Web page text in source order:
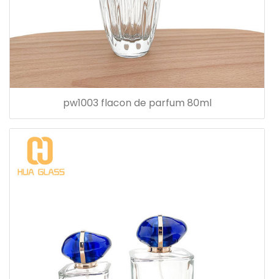
pw1003 flacon de parfum 80ml